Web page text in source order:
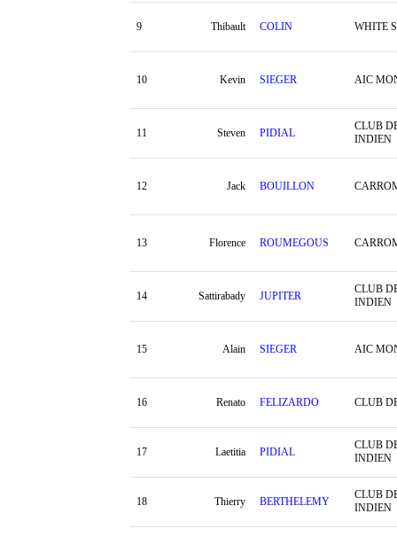
9 Thibault COLIN WHITE
10 Kevin SIEGER AIC
11 Steven PIDIAL
CLUB
INDIEN
12 Jack BOUILLON
13 Florence ROUMEGOUS
14 Sattirabady JUPITER
CLUB
INDIEN
15 Alain SIEGER AIC
16 Renato FELIZARDO CLUB
17 Laetitia PIDIAL
CLUB
INDIEN
18 Thierry BERTHELEMY
CLUB
INDIEN